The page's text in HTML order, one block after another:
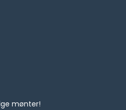
mønter!